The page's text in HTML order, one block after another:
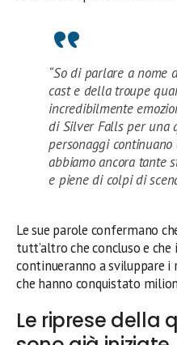
“So di parlare a nome
cast e della troupe
incredibilmente
di Silver Falls per una
personaggi
abbiamo ancora tante
e piene di colpi di
Le sue parole confermano
tutt’altro che concluso e che
continueranno a sviluppare
che hanno conquistato
Le riprese della